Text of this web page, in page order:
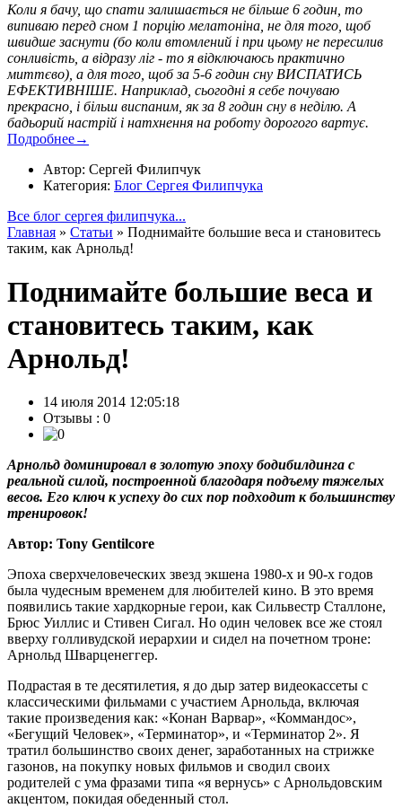
Коли я бачу, що спати залишається не більше 6 годин, то
випиваю перед сном 1 порцію мелатоніна, не для того, щоб
швидше заснути (бо коли втомлений і при цьому не пересилив
сонливість, а відразу ліг - то я відключаюсь практично
миттєво), а для того, щоб за 5-6 годин сну ВИСПАТИСЬ
ЕФЕКТИВНІШЕ. Наприклад, сьогодні я себе почуваю
прекрасно, і більш виспаним, як за 8 годин сну в неділю. А
бадьорий настрій і натхнення на роботу дорогого вартує.
Подробнее→
Автор: Сергей Филипчук
Категория: Блог Сергея Филипчука
Все блог сергея филипчука...
Главная » Статьи » Поднимайте большие веса и становитесь
таким, как Арнольд!
Поднимайте большие веса и
становитесь таким, как
Арнольд!
14 июля 2014 12:05:18
Отзывы : 0
Арнольд доминировал в золотую эпоху бодибилдинга с
реальной силой, построенной благодаря подъему тяжелых
весов. Его ключ к успеху до сих пор подходит к большинству
тренировок!
Автор: Tony Gentilcore
Эпоха сверхчеловеческих звезд экшена 1980-х и 90-х годов
была чудесным временем для любителей кино. В это время
появились такие хардкорные герои, как Сильвестр Сталлоне,
Брюс Уиллис и Стивен Сигал. Но один человек все же стоял
вверху голливудской иерархии и сидел на почетном троне:
Арнольд Шварценеггер.
Подрастая в те десятилетия, я до дыр затер видеокассеты с
классическими фильмами с участием Арнольда, включая
такие произведения как: «Конан Варвар», «Коммандос»,
«Бегущий Человек», «Терминатор», и «Терминатор 2». Я
тратил большинство своих денег, заработанных на стрижке
газонов, на покупку новых фильмов и сводил своих
родителей с ума фразами типа «я вернусь» с Арнольдовским
акцентом, покидая обеденный стол.